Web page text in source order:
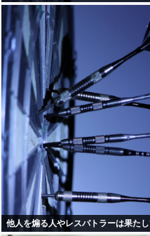
他人を煽る人やレスバトラーは果た